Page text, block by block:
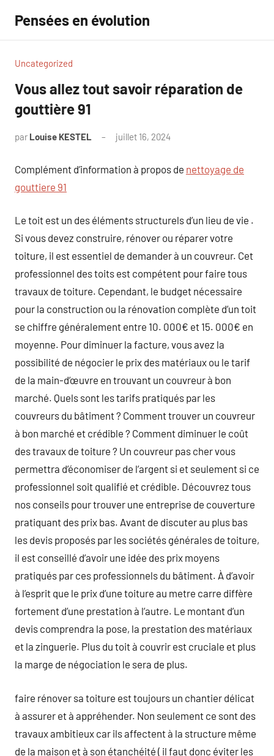
contenu
Pensées en évolution
Uncategorized
Vous allez tout savoir réparation de
gouttière 91
par Louise KESTEL juillet 16, 2024
Complément d’information à propos de nettoyage de
gouttiere 91
Le toit est un des éléments structurels d’un lieu de vie .
Si vous devez construire, rénover ou réparer votre
toiture, il est essentiel de demander à un couvreur. Cet
professionnel des toits est compétent pour faire tous
travaux de toiture. Cependant, le budget nécessaire
pour la construction ou la rénovation complète d’un toit
se chiffre généralement entre 10. 000€ et 15. 000€ en
moyenne. Pour diminuer la facture, vous avez la
possibilité de négocier le prix des matériaux ou le tarif
de la main-d’œuvre en trouvant un couvreur à bon
marché. Quels sont les tarifs pratiqués par les
couvreurs du bâtiment ? Comment trouver un couvreur
à bon marché et crédible ? Comment diminuer le coût
des travaux de toiture ? Un couvreur pas cher vous
permettra d’économiser de l’argent si et seulement si ce
professionnel soit qualifié et crédible. Découvrez tous
nos conseils pour trouver une entreprise de couverture
pratiquant des prix bas. Avant de discuter au plus bas
les devis proposés par les sociétés générales de toiture,
il est conseillé d’avoir une idée des prix moyens
pratiqués par ces professionnels du bâtiment. À d’avoir
à l’esprit que le prix d’une toiture au metre carre diffère
fortement d’une prestation à l’autre. Le montant d’un
devis comprendra la pose, la prestation des matériaux
et la zinguerie. Plus du toit à couvrir est cruciale et plus
la marge de négociation le sera de plus.
faire rénover sa toiture est toujours un chantier délicat
à assurer et à appréhender. Non seulement ce sont des
travaux ambitieux car ils affectent à la structure même
de la maison et à son étanchéité ( il faut donc éviter les